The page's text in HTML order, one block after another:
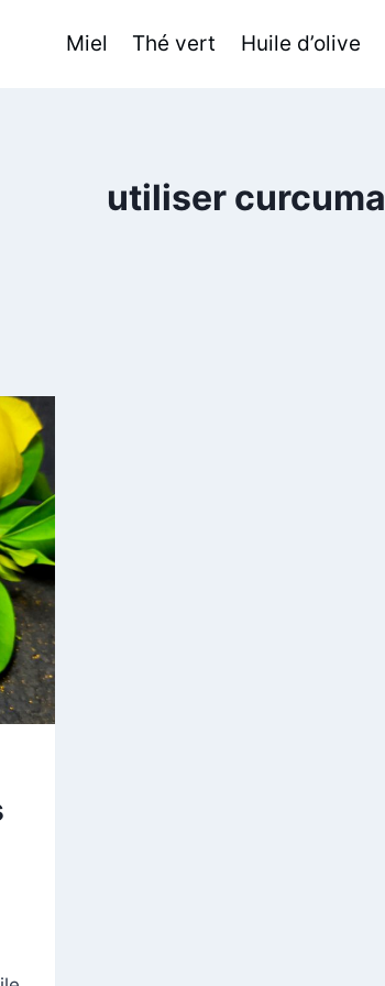
Miel Thé vert Huile d’olive
utiliser curcuma